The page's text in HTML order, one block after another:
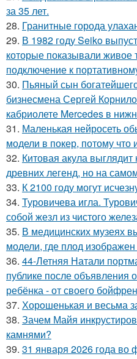
за 35 лет.
28. Гранитные города
29. В 1982 году Seiko
которые показывали живое
подключение к
30. Пьяный сын
бизнесмена Сергей
кабриолете Mercedes в
31. Маленькая нейросеть
модели в покер, потому что
32. Китовая акула
древних легенд, но на
33. К 2100 году могут
34. Туровичева игла.
собой жезл из чистого
35. В медицинских музеях
модели, где плод
36. 44-Летняя Натали
публике после объявления
ребёнка - от своего
37. Хорoшенькая и весьма
38. Зачем Майя
камнями?
39. 31 января 2026 года во